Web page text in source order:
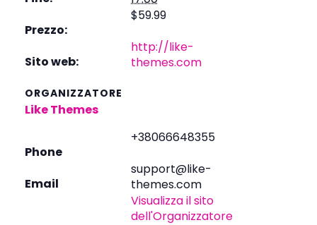
Prezzo:
$59.99
Sito web:
http://like-
themes.com
ORGANIZZATORE
Like Themes
Phone
+38066648355
Email
support@like-
themes.com
Visualizza il sito
dell'Organizzatore